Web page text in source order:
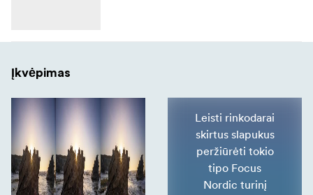
Įkvėpimas
Leisti rinkodarai
skirtus slapukus
peržiūrėti tokio
tipo Focus
Nordic turinį